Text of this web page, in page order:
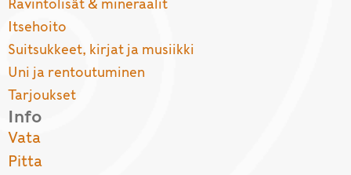
Ravintolisät & mineraalit
Itsehoito
Suitsukkeet, kirjat ja musiikki
Uni ja rentoutuminen
Tarjoukset
Info
Vata
Pitta